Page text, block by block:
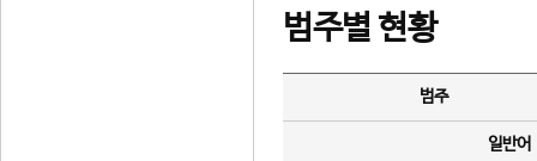
범주별 현황
범주
일반어